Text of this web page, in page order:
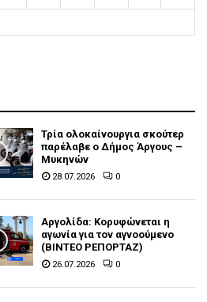
Τρία ολοκαίνουργια σκούτερ
παρέλαβε o Δήμος Άργους –
Μυκηνών
28.07.2026 0
Αργολίδα: Κορυφώνεται η
αγωνία για τον αγνοούμενο
(ΒΙΝΤΕΟ ΡΕΠΟΡΤΑΖ)
26.07.2026 0